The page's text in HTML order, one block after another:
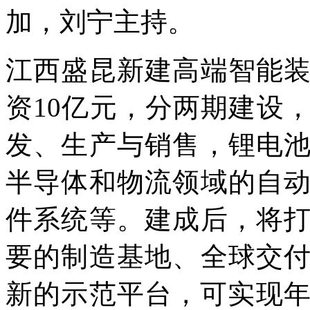
加，刘宁主持。
江西盛昆新建高端智能
资10亿元，分两期建设
发、生产与销售，锂电
半导体和物流领域的自
件系统等。建成后，将
要的制造基地、全球交
新的示范平台，可实现